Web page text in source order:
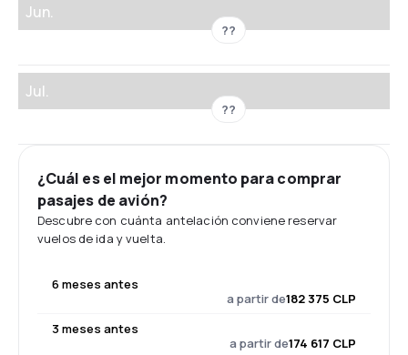
Jun.
??
Jul.
??
¿Cuál es el mejor momento para comprar
pasajes de avión?
Descubre con cuánta antelación conviene reservar
vuelos de ida y vuelta.
6 meses antes
a partir de182 375 CLP
3 meses antes
a partir de174 617 CLP